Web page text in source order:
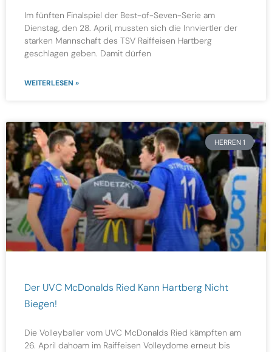
Im fünften Finalspiel der Best-of-Seven-Serie am
Dienstag, den 28. April, mussten sich die Innviertler der
starken Mannschaft des TSV Raiffeisen Hartberg
geschlagen geben. Damit dürfen
WEITERLESEN »
HERREN 1
Der UVC McDonalds Ried Kann Hartberg Nicht
Biegen!
Die Volleyballer vom UVC McDonalds Ried kämpften am
26. April dahoam im Raiffeisen Volleydome erneut bis